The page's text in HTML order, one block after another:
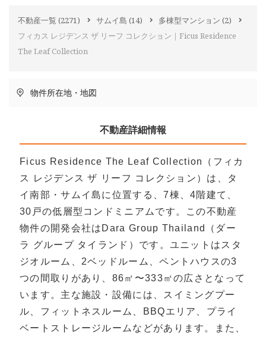
不動産一覧 (2271) サムイ島 (14) 多棟型マンション (2)
フィカス レジデンス ザ リーフ コレクション｜Ficus Residence
The Leaf Collection
物件所在地・地図
不動産詳細情報
Ficus Residence The Leaf Collection（フィカ
ス レジデンス ザ リーフ コレクション）は、タ
イ南部・サムイ島に位置する、7棟、4階建て、
30戸の低層型コンドミニアムです。この不動産
物件の開発会社はDara Group Thailand（ダー
ラ グループ タイランド）です。ユニットはスタ
ジオルーム、2ベッドルーム、ペントハウスの3
つの間取りがあり、86㎡〜333㎡の広さとなって
います。主な施設・設備には、スイミングプー
ル、フィットネスルーム、BBQエリア、プライ
ベートストレージルームなどがあります。また、